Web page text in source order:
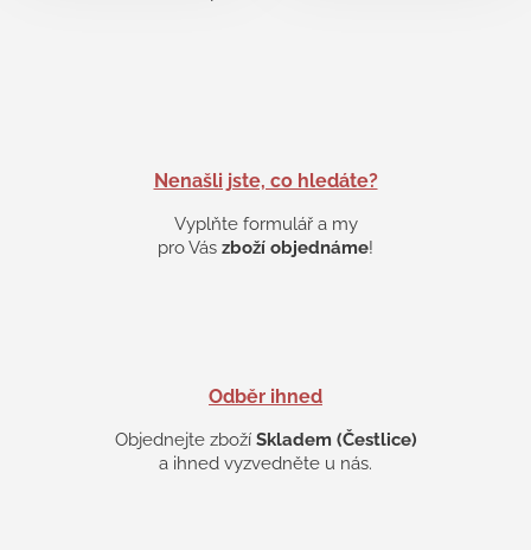
p
v
k
s
u
Nenašli jste, co hledáte?
Vyplňte formulář a my
pro Vás zboží objednáme!
Odběr ihned
Objednejte zboží Skladem (Čestlice)
a ihned vyzvedněte u nás.